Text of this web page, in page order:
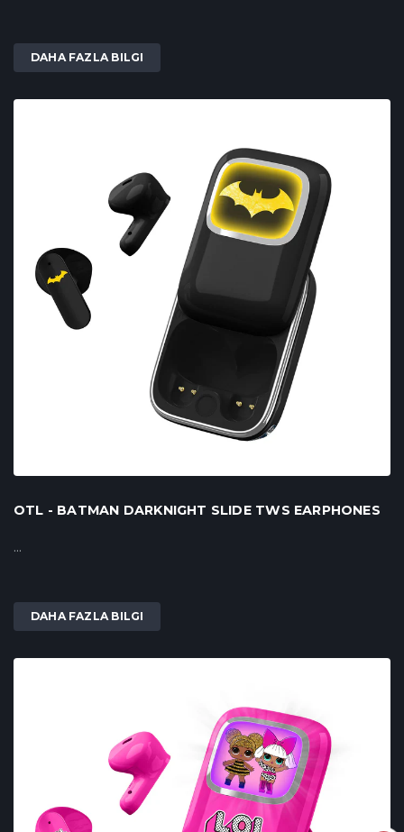
DAHA FAZLA BILGI
OTL - BATMAN DARKNIGHT SLIDE TWS EARPHONES
...
DAHA FAZLA BILGI